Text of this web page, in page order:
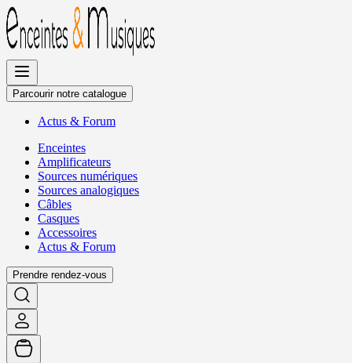
Allez
au
contenu
Parcourir notre catalogue
Actus & Forum
Enceintes
Amplificateurs
Sources numériques
Sources analogiques
Câbles
Casques
Accessoires
Actus & Forum
Prendre rendez-vous